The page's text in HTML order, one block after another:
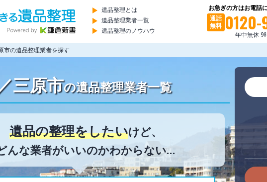
遺品整理とは
遺品整理業者一覧
遺品整理のノウハウ
お急ぎの方はお電話
通話
無料
年中無休 9
市の遺品整理業者を探す
三原市の遺品整理業者一覧
遺品の整理をしたいけど、
んな業者がいいのかわからない...